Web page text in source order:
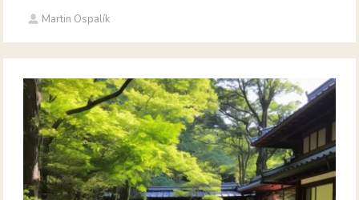
Martin Ospalík